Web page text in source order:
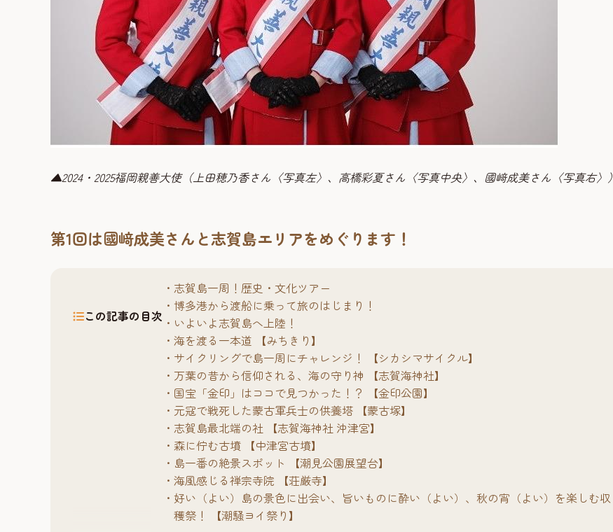
▲2024・2025福岡親善大使（上田穂乃香さん〈写真左〉、高橋彩夏さん〈写真中央〉、國﨑成美さん〈写真右〉）
第1回は國﨑成美さんと志賀島エリアをめぐります！
この記事の目次
志賀島一周！歴史・文化ツアー
博多港から渡船に乗って旅のはじまり！
いよいよ志賀島へ上陸！
海を渡る一本道 【みちきり】
サイクリングで島一周にチャレンジ！ 【シカシマサイクル】
万葉の昔から信仰される、海の守り神 【志賀海神社】
国宝「金印」はココで見つかった！？ 【金印公園】
元寇で戦死した蒙古軍兵士の供養塔 【蒙古塚】
志賀島最北端の社 【志賀海神社 沖津宮】
森に佇む古墳 【中津宮古墳】
島一番の絶景スポット 【潮見公園展望台】
海風感じる禅宗寺院 【荘厳寺】
好い（よい）島の景色に出会い、旨いものに酔い（よい）、秋の宵（よい）を楽しむ収
穫祭！ 【潮騒ヨイ祭り】